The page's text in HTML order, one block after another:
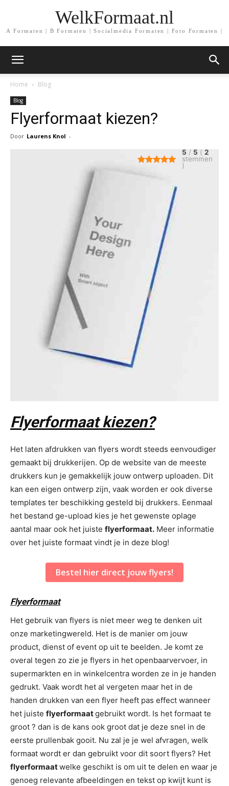
WelkFormaat.nl
A Formaten | B Formaten | Socialmedia Formaten | Foto Formaten |
Home Blog
Blog
Flyerformaat kiezen?
Door Laurens Knol -
5 / 5 ( 2
stemmen
)
Flyerformaat kiezen?
Het laten afdrukken van flyers wordt steeds eenvoudiger
gemaakt bij drukkerijen. Op de website van de meeste
drukkers kun je gemakkelijk jouw ontwerp uploaden. Dit
kan een eigen ontwerp zijn, vaak worden er ook diverse
templates ter beschikking gesteld bij drukkers. Eenmaal
het bestand ge-upload kies je het gewenste oplage
aantal maar ook het juiste flyerformaat. Meer informatie
over het juiste formaat vindt je in deze blog!
Bestel hier direct jouw flyers!
Flyerformaat
Het gebruik van flyers is niet meer weg te denken uit
onze marketingwereld. Het is de manier om jouw
product, dienst of event op uit te beelden. Je komt ze
overal tegen zo zie je flyers in het openbaarvervoer, in
supermarkten en in winkelcentra worden ze in je handen
gedrukt. Vaak wordt het al vergeten maar het in de
handen drukken van een flyer heeft pas effect wanneer
het juiste flyerformaatgebruikt wordt. Is het formaat te
groot ? dan is de kans ook groot dat je deze snel in de
eerste prullenbak gooit. Nu zal je je wel afvragen, welk
formaat wordt er dan gebruikt voor dit soort flyers? Het
flyerformaatwelke geschikt is om uit te delen en waar je
genoeg relevante afbeeldingen en tekst op kwijt kunt is